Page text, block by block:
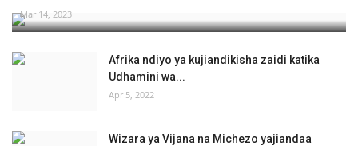
Mar 14, 2023
Afrika ndiyo ya kujiandikisha zaidi katika
Udhamini wa...
Apr 5, 2022
Wizara ya Vijana na Michezo yajiandaa